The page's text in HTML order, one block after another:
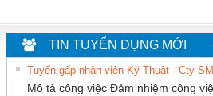
TIN TUYỂN DỤNG MỚI
Mô tả công việc Đảm nhiệm công